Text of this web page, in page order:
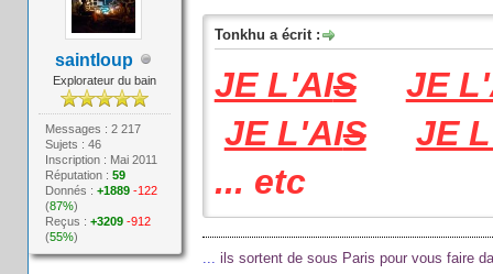
saintloup
Explorateur du bain
Messages : 2 217
Sujets : 46
Inscription : Mai 2011
Réputation :59
Donnés :+1889 -122
(87%)
Reçus :+3209 -912
(55%)
Tonkhu a écrit :
JE L'AIS
JE
JE L'AIS
JE
... etc
ils sortent de sous Paris pour vous faire